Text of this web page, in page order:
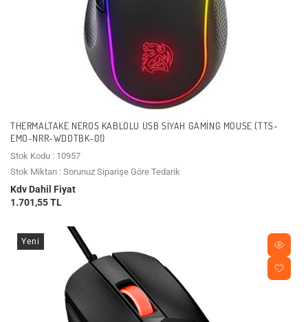
THERMALTAKE NEROS KABLOLU USB SIYAH GAMING MOUSE (TTS-
EMO-NRR-WDOTBK-01)
Stok Kodu : 10957
Stok Miktarı : Sorunuz Siparişe Göre Tedarik
Kdv Dahil Fiyat
1.701,55 TL
Yeni